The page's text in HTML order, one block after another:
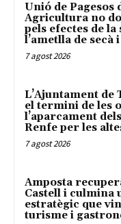
Unió de Pagesos
Agricultura no
pels efectes de la
l’ametlla de
7 agost 2026
L’Ajuntament de
el termini de les
l’aparcament
Renfe per les
7 agost 2026
Amposta
Castell i culmina
estratègic que
turisme i